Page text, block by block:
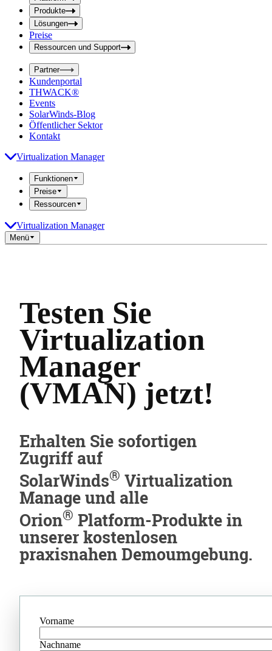
f
e
l
d
e
i
n
g
a
b
e
Produkte
Lösungen
Preise
Ressourcen und Support
Partner
Kundenportal
THWACK®
Events
SolarWinds-Blog
Öffentlicher Sektor
Kontakt
Virtualization Manager
Funktionen
Preise
Ressourcen
Virtualization Manager
Menü
Testen Sie
Virtualization
Manager
(VMAN) jetzt!
Erhalten Sie sofortigen
Zugriff auf
SolarWinds® Virtualization
Manage und alle
Orion® Platform-Produkte in
unserer kostenlosen
praxisnahen Demoumgebung.
Vorname
Nachname